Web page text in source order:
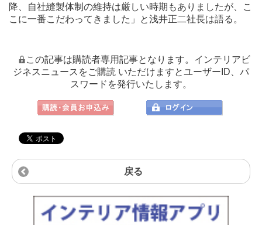
降、自社縫製体制の維持は厳しい時期もありましたが、こ
こに一番こだわってきました」と浅井正二社長は語る。
この記事は購読者専用記事となります。インテリアビ
ジネスニュースをご購読 いただけますとユーザーID、パ
スワードを発行いたします。
戻る